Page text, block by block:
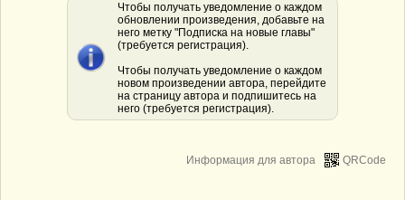
Чтобы получать уведомление о каждом
обновлении произведения, добавьте на
него метку "Подписка на новые главы"
(требуется регистрация).
Чтобы получать уведомление о каждом
новом произведении автора, перейдите
на страницу автора и подпишитесь на
него (требуется регистрация).
QRCode
Информация для автора